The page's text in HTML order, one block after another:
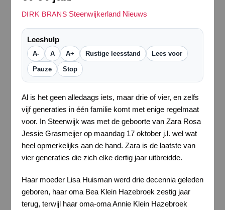
DIRK BRANS Steenwijkerland Nieuws
Leeshulp
A- A A+ Rustige leesstand Lees voor
Pauze Stop
Al is het geen alledaags iets, maar drie of vier, en zelfs
vijf generaties in één familie komt met enige regelmaat
voor. In Steenwijk was met de geboorte van Zara Rosa
Jessie Grasmeijer op maandag 17 oktober j.l. wel wat
heel opmerkelijks aan de hand. Zara is de laatste van
vier generaties die zich elke dertig jaar uitbreidde.
Haar moeder Lisa Huisman werd drie decennia geleden
geboren, haar oma Bea Klein Hazebroek zestig jaar
terug, terwijl haar oma-oma Annie Klein Hazebroek